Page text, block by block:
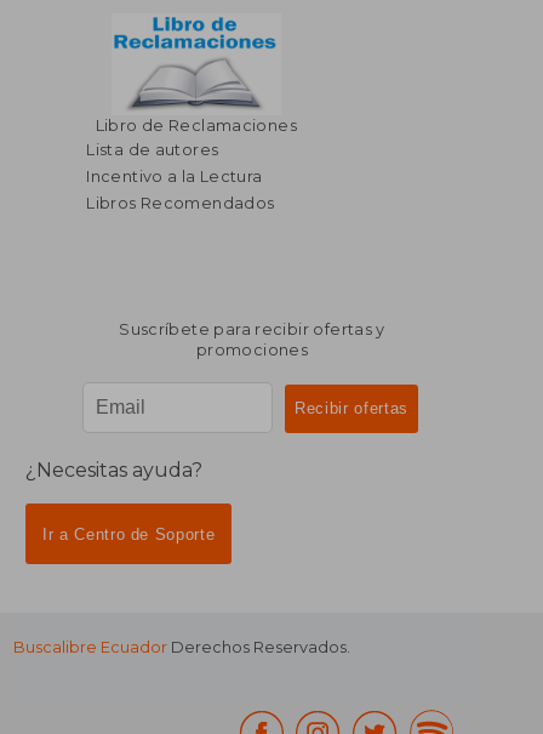
40%
dcto.
$ 297.14
$ 178.28
Libro de Reclamaciones
Lista de autores
Incentivo a la Lectura
Libros Recomendados
Suscríbete para recibir ofertas y
promociones
¿Necesitas ayuda?
Ir a Centro de Soporte
Buscalibre Ecuador Derechos Reservados.